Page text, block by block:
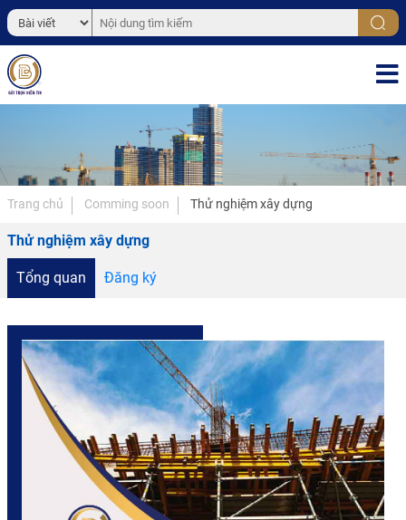
Trang chủ Comming soon Thử nghiệm xây dựng
Thử nghiệm xây dựng
Tổng quan Đăng ký